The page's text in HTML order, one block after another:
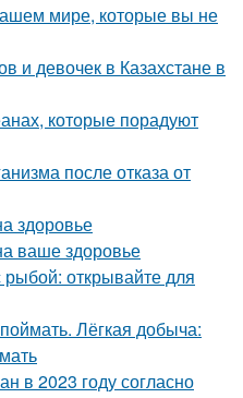
мире, которые вы не
и девочек в Казахстане в
которые порадуют
после отказа от
здоровье
ваше здоровье
открывайте для
Лёгкая добыча:
в 2023 году согласно